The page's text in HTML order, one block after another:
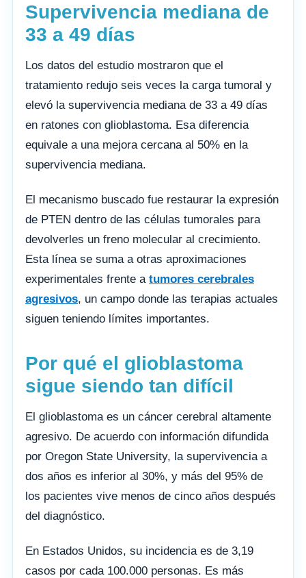
Supervivencia mediana de
33 a 49 días
Los datos del estudio mostraron que el
tratamiento redujo seis veces la carga tumoral y
elevó la supervivencia mediana de 33 a 49 días
en ratones con glioblastoma. Esa diferencia
equivale a una mejora cercana al 50% en la
supervivencia mediana.
El mecanismo buscado fue restaurar la expresión
de PTEN dentro de las células tumorales para
devolverles un freno molecular al crecimiento.
Esta línea se suma a otras aproximaciones
experimentales frente a tumores cerebrales
agresivos, un campo donde las terapias actuales
siguen teniendo límites importantes.
Por qué el glioblastoma
sigue siendo tan difícil
El glioblastoma es un cáncer cerebral altamente
agresivo. De acuerdo con información difundida
por Oregon State University, la supervivencia a
dos años es inferior al 30%, y más del 95% de
los pacientes vive menos de cinco años después
del diagnóstico.
En Estados Unidos, su incidencia es de 3,19
casos por cada 100.000 personas. Es más